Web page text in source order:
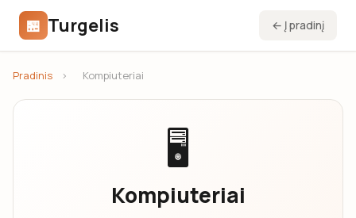
🏪 Turgelis ← Į pradinį
Pradinis › Kompiuteriai
🖥️
Kompiuteriai